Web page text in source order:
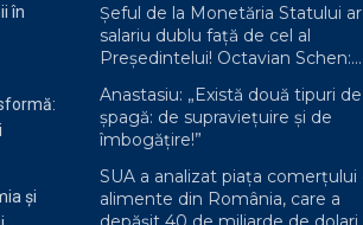
în
și
Șeful de la Monetăria Statului
salariu dublu față de cel al
Președintelui! Octavian Schen:
plătit suficient”
Anastasiu: „Există două tipuri de
șpagă: de supraviețuire și de
îmbogățire!”
SUA a analizat piața comerțului
alimente din România, care a